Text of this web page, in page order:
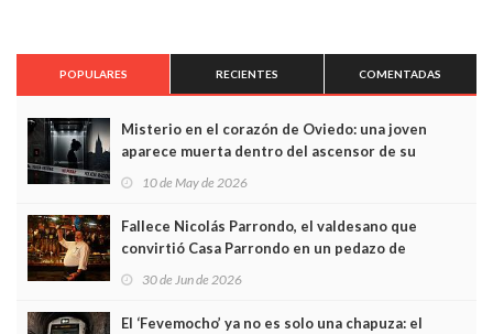
POPULARES RECIENTES COMENTADAS
Misterio en el corazón de Oviedo: una joven
aparece muerta dentro del ascensor de su
edificio y las cámaras captan sus últimos minutos
10 de May de 2026
Fallece Nicolás Parrondo, el valdesano que
convirtió Casa Parrondo en un pedazo de
Asturias en Madrid
30 de Jun de 2026
El ‘Fevemocho’ ya no es solo una chapuza: el